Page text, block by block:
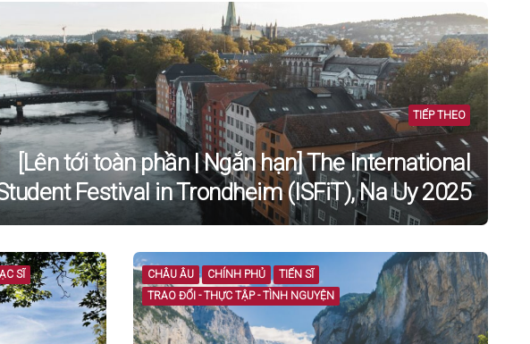
TIẾP THEO
[Lên tới toàn phần | Ngắn hạn] The International
Festival in Trondheim (ISFiT), Na Uy 2025
SĨ CHÂU ÂU CHÍNH PHỦ
TIẾN SĨ
TRAO ĐỔI - THỰC TẬP - TÌNH NGUYỆN